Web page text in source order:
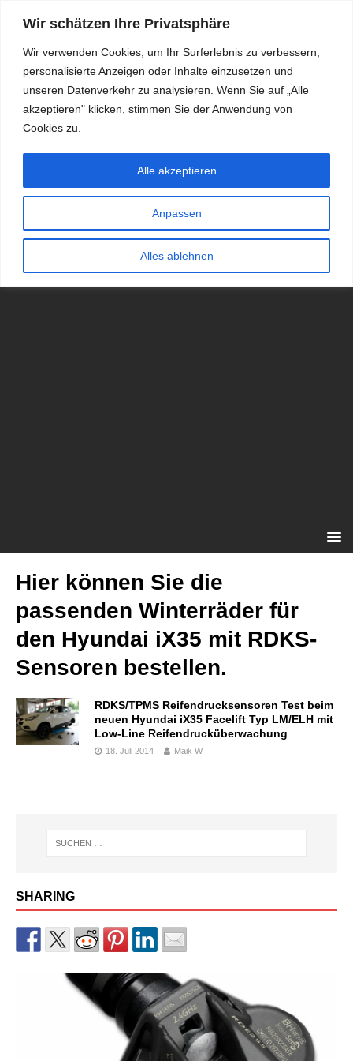
Wir schätzen Ihre Privatsphäre
Wir verwenden Cookies, um Ihr Surferlebnis zu verbessern,
personalisierte Anzeigen oder Inhalte einzusetzen und
unseren Datenverkehr zu analysieren. Wenn Sie auf „Alle
akzeptieren" klicken, stimmen Sie der Anwendung von
Cookies zu.
Anpassen
Alles ablehnen
Alle akzeptieren
RDKS.EXPERT
TESTS, EXPERTEN-TIPPS RUND UM DAS THEMA RDKS UND
Hier können Sie die
passenden Winterräder für
den Hyundai iX35 mit RDKS-
Sensoren bestellen.
RDKS/TPMS Reifendrucksensoren Test beim
neuen Hyundai iX35 Facelift Typ LM/ELH mit
Low-Line Reifendrucküberwachung
18. Juli 2014 Maik W
SHARING